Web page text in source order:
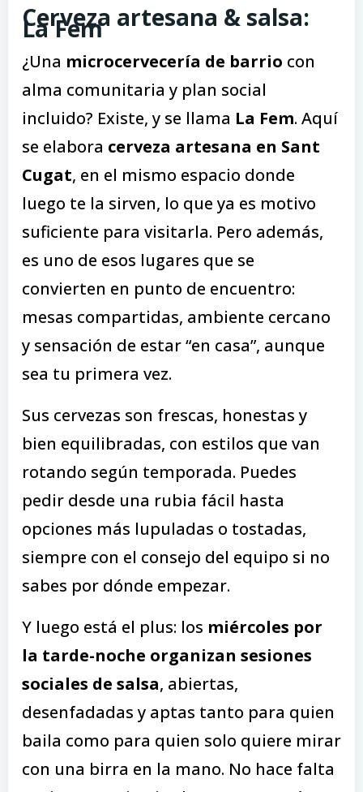
Cerveza artesana & salsa:
La Fem
¿Una microcervecería de barrio con
alma comunitaria y plan social
incluido? Existe, y se llama La Fem. Aquí
se elabora cerveza artesana en Sant
Cugat, en el mismo espacio donde
luego te la sirven, lo que ya es motivo
suficiente para visitarla. Pero además,
es uno de esos lugares que se
convierten en punto de encuentro:
mesas compartidas, ambiente cercano
y sensación de estar “en casa”, aunque
sea tu primera vez.
Sus cervezas son frescas, honestas y
bien equilibradas, con estilos que van
rotando según temporada. Puedes
pedir desde una rubia fácil hasta
opciones más lupuladas o tostadas,
siempre con el consejo del equipo si no
sabes por dónde empezar.
Y luego está el plus: los miércoles por
la tarde-noche organizan sesiones
sociales de salsa, abiertas,
desenfadadas y aptas tanto para quien
baila como para quien solo quiere mirar
con una birra en la mano. No hace falta